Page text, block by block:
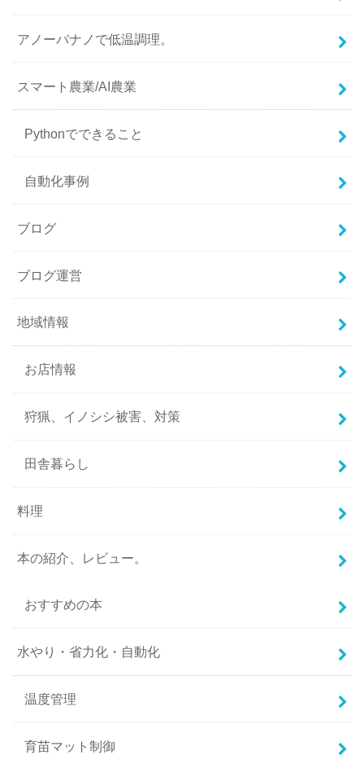
アノーバナノで低温調理。
スマート農業/AI農業
Pythonでできること
自動化事例
ブログ
ブログ運営
地域情報
お店情報
狩猟、イノシシ被害、対策
田舎暮らし
料理
本の紹介、レビュー。
おすすめの本
水やり・省力化・自動化
温度管理
育苗マット制御